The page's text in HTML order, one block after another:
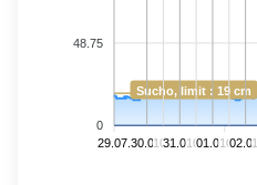
48.75
0
Sucho, limit : 19 cm
29.07.30.07.10h31.07.10h01.08.10h